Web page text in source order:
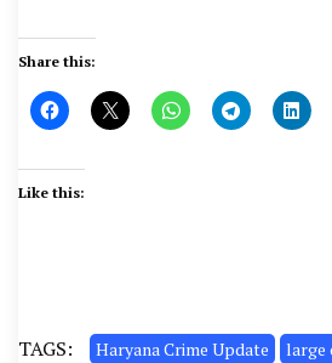
Share this:
Like this:
TAGS: Haryana Crime Update
large